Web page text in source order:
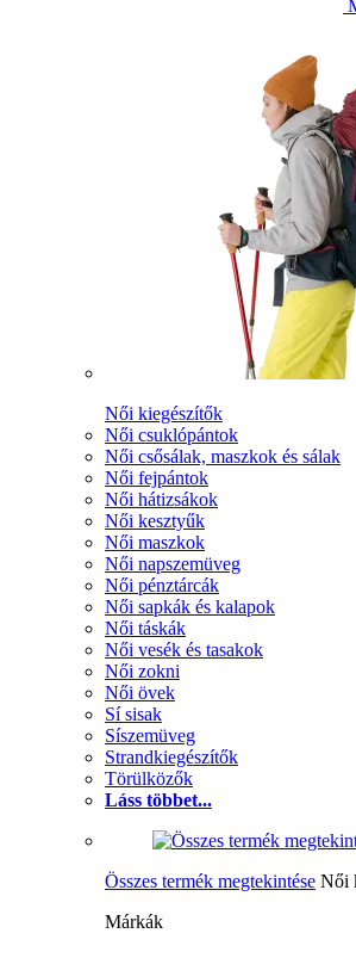
Női kiegészítők
Női csuklópántok
Női csősálak, maszkok és sálak
Női fejpántok
Női hátizsákok
Női kesztyűk
Női maszkok
Női napszemüveg
Női pénztárcák
Női sapkák és kalapok
Női táskák
Női vesék és tasakok
Női zokni
Női övek
Sí sisak
Síszemüveg
Strandkiegészítők
Törülközők
Láss többet...
Összes termék megtekintése Női
Márkák